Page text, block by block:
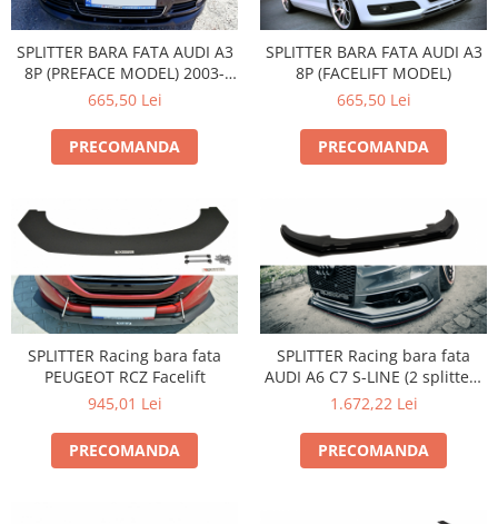
SPLITTER BARA FATA AUDI A3
8P (PREFACE MODEL) 2003-
2005
665,50 Lei
PRECOMANDA
SPLITTER BARA FATA AUDI A3
8P (FACELIFT MODEL)
665,50 Lei
PRECOMANDA
SPLITTER Racing bara fata
PEUGEOT RCZ Facelift
945,01 Lei
PRECOMANDA
SPLITTER Racing bara fata
AUDI A6 C7 S-LINE (2 splitters
= 1 set)
1.672,22 Lei
PRECOMANDA